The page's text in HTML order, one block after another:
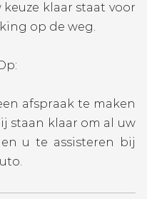
klaar staat voor
op de weg.
afspraak te maken
staan klaar om al uw
u te assisteren bij